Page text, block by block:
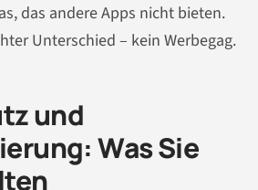
das andere Apps nicht bieten.
Unterschied – kein Werbegag.
und
Was Sie